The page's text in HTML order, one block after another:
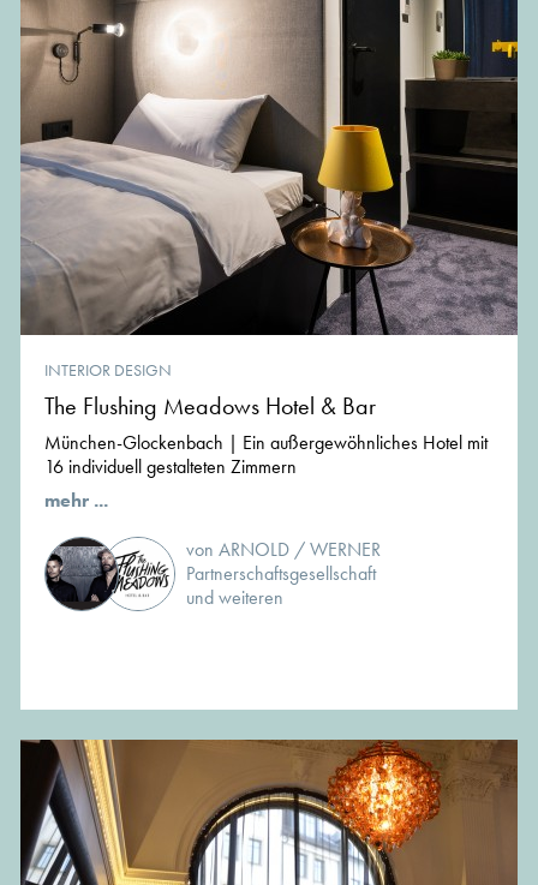
INTERIOR DESIGN
The Flushing Meadows Hotel & Bar
München-Glockenbach | Ein außergewöhnliches Hotel mit
16 individuell gestalteten Zimmern
mehr ...
von ARNOLD / WERNER
Partnerschaftsgesellschaft
und weiteren